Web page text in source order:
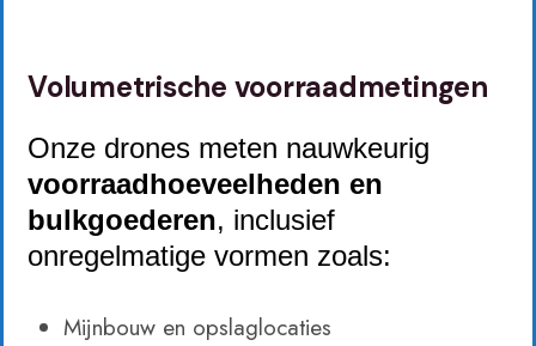
Volumetrische voorraadmetingen
Onze drones meten nauwkeurig
voorraadhoeveelheden en
bulkgoederen, inclusief
onregelmatige vormen zoals:
Mijnbouw en opslaglocaties